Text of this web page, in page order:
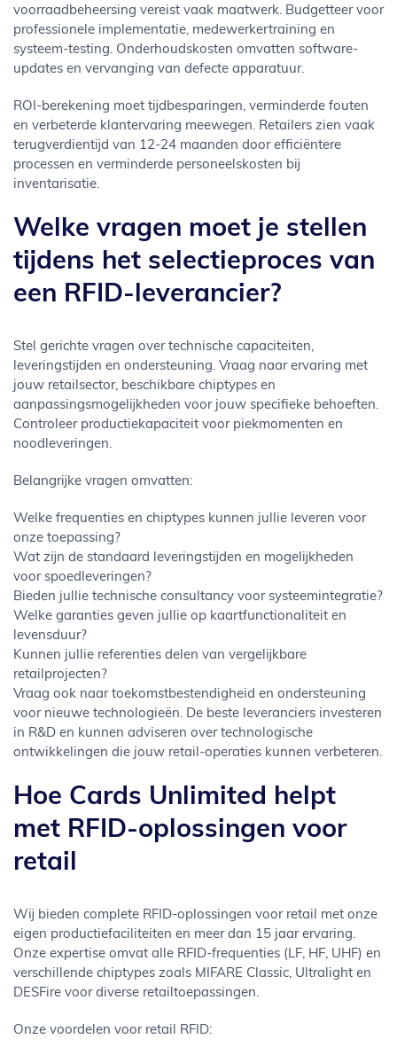
voorraadbeheersing vereist vaak maatwerk. Budgetteer voor
professionele implementatie, medewerkertraining en
systeem-testing. Onderhoudskosten omvatten software-
updates en vervanging van defecte apparatuur.
ROI-berekening moet tijdbesparingen, verminderde fouten
en verbeterde klantervaring meewegen. Retailers zien vaak
terugverdientijd van 12-24 maanden door efficiëntere
processen en verminderde personeelskosten bij
inventarisatie.
Welke vragen moet je stellen
tijdens het selectieproces van
een RFID-leverancier?
Stel gerichte vragen over technische capaciteiten,
leveringstijden en ondersteuning. Vraag naar ervaring met
jouw retailsector, beschikbare chiptypes en
aanpassingsmogelijkheden voor jouw specifieke behoeften.
Controleer productiekapaciteit voor piekmomenten en
noodleveringen.
Belangrijke vragen omvatten:
Welke frequenties en chiptypes kunnen jullie leveren voor
onze toepassing?
Wat zijn de standaard leveringstijden en mogelijkheden
voor spoedleveringen?
Bieden jullie technische consultancy voor systeemintegratie?
Welke garanties geven jullie op kaartfunctionaliteit en
levensduur?
Kunnen jullie referenties delen van vergelijkbare
retailprojecten?
Vraag ook naar toekomstbestendigheid en ondersteuning
voor nieuwe technologieën. De beste leveranciers investeren
in R&D en kunnen adviseren over technologische
ontwikkelingen die jouw retail-operaties kunnen verbeteren.
Hoe Cards Unlimited helpt
met RFID-oplossingen voor
retail
Wij bieden complete RFID-oplossingen voor retail met onze
eigen productiefaciliteiten en meer dan 15 jaar ervaring.
Onze expertise omvat alle RFID-frequenties (LF, HF, UHF) en
verschillende chiptypes zoals MIFARE Classic, Ultralight en
DESFire voor diverse retailtoepassingen.
Onze voordelen voor retail RFID: